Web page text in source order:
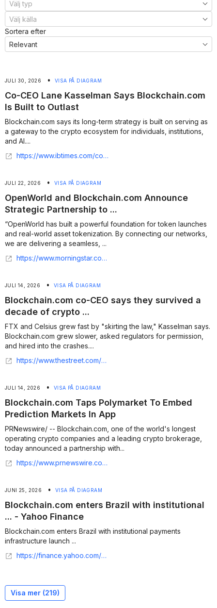
Sortera efter
JULI 30, 2026 • VISA PÅ DIAGRAM
Co-CEO Lane Kasselman Says Blockchain.com
Is Built to Outlast
Blockchain.com says its long-term strategy is built on serving as
a gateway to the crypto ecosystem for individuals, institutions,
and AI....
https://www.ibtimes.com/co-ceo-lane-kasselman-says-blockchaincom-built-outlast-3805863
JULI 22, 2026 • VISA PÅ DIAGRAM
OpenWorld and Blockchain.com Announce
Strategic Partnership to ...
“OpenWorld has built a powerful foundation for token launches
and real-world asset tokenization. By connecting our networks,
we are delivering a seamless, ...
https://www.morningstar.com/news/business-wire/20260721793676/openworld-and-blockchaincom-announce-strategic-partnership-to-advance-digital-asset-infrastructure
JULI 14, 2026 • VISA PÅ DIAGRAM
Blockchain.com co-CEO says they survived a
decade of crypto ...
FTX and Celsius grew fast by "skirting the law," Kasselman says.
Blockchain.com grew slower, asked regulators for permission,
and hired into the crashes....
https://www.thestreet.com/crypto/markets/blockchain-com-co-ceo-says-they-survived-a-decade-of-crypto-crashes-by-doing-the-opposite-of-everyone-else-
JULI 14, 2026 • VISA PÅ DIAGRAM
Blockchain.com Taps Polymarket To Embed
Prediction Markets In App
PRNewswire/ -- Blockchain.com, one of the world's longest
operating crypto companies and a leading crypto brokerage,
today announced a partnership with...
https://www.prnewswire.com/news-releases/blockchaincom-taps-polymarket-to-embed-prediction-markets-in-app-302824381.html
JUNI 25, 2026 • VISA PÅ DIAGRAM
Blockchain.com enters Brazil with institutional
... - Yahoo Finance
Blockchain.com enters Brazil with institutional payments
infrastructure launch ...
https://finance.yahoo.com/markets/crypto/articles/blockchain-com-enters-brazil-institutional-115536787.html
Visa mer (219)